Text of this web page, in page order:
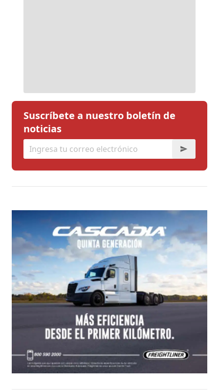
Suscríbete a nuestro boletín de
noticias